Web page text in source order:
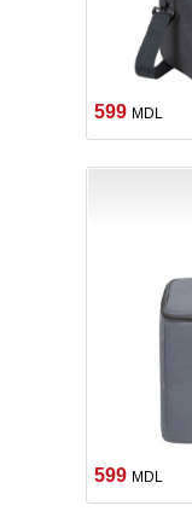
599 MDL
599 MDL